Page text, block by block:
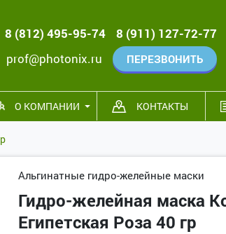
8 (812) 495-95-74
8 (911) 127-72-77
prof@photonix.ru
ПЕРЕЗВОНИТЬ
О КОМПАНИИ КОНТАКТЫ
Альгинатные гидро-желейные маски
Гидро-желейная маска
Египетская Роза 40 гр